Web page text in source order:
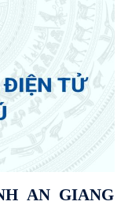
AN GIANG